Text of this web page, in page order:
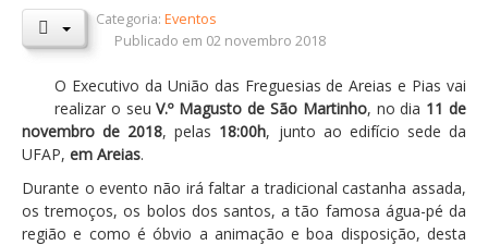
Orçamentos / PPI / PPA
DESTAQUES
Eventos
Notícias
Sondagens
Categoria:Eventos
Publicado em 02 novembro 2018
O Executivo da União das Freguesias de Areias e Pias vai
realizar o seuV.º Magusto de São Martinho, no dia 11 de
novembro de 2018, pelas 18:00h, junto ao edifício sede da
UFAP, em Areias.
Durante o evento não irá faltar a tradicional castanha assada,
os tremoços, os bolos dos santos, a tão famosa água-pé da
região e como é óbvio a animação e boa disposição, desta